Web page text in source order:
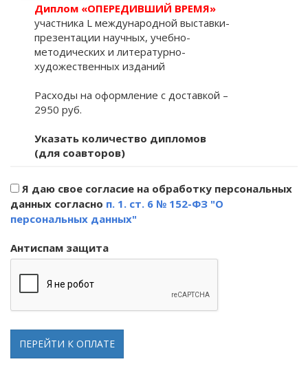
Диплом «ОПЕРЕДИВШИЙ ВРЕМЯ»
участника L международной выставки-
презентации научных, учебно-
методических и литературно-
художественных изданий
Расходы на оформление с доставкой –
2950 руб.
Указать количество дипломов
(для соавторов)
Я даю свое согласие на обработку персональных
данных согласно п. 1. ст. 6 № 152-ФЗ "О
персональных данных"
Антиспам защита
ПЕРЕЙТИ К ОПЛАТЕ